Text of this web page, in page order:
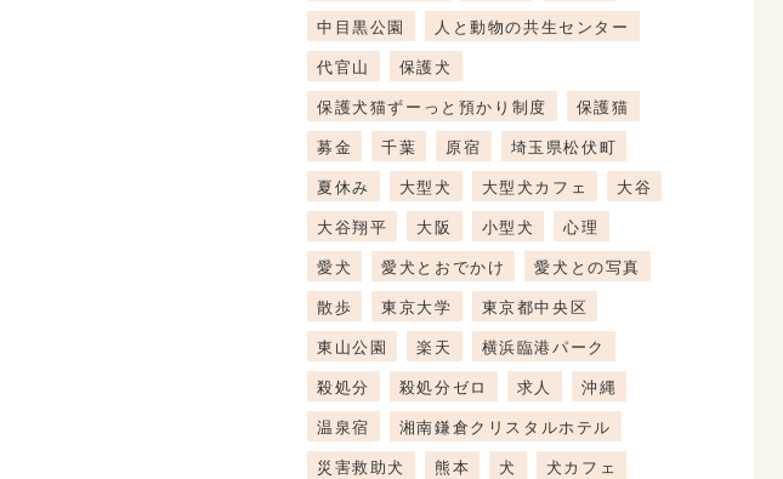
中目黒公園
人と動物の共生センター
代官山
保護犬
保護犬猫ずーっと預かり制度
保護猫
募金
千葉 原宿
埼玉県松伏町
夏休み
大型犬 大型犬カフェ
大谷
大谷翔平
大阪 小型犬
心理
愛犬
愛犬とおでかけ
愛犬との写真
散歩
東京大学
東京都中央区
東山公園
楽天
横浜臨港パーク
殺処分
殺処分ゼロ 求人
沖縄
温泉宿
湘南鎌倉クリスタルホテル
災害救助犬
熊本 犬
犬カフェ